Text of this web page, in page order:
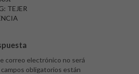
TEJER
correo electrónico no será
campos obligatorios están